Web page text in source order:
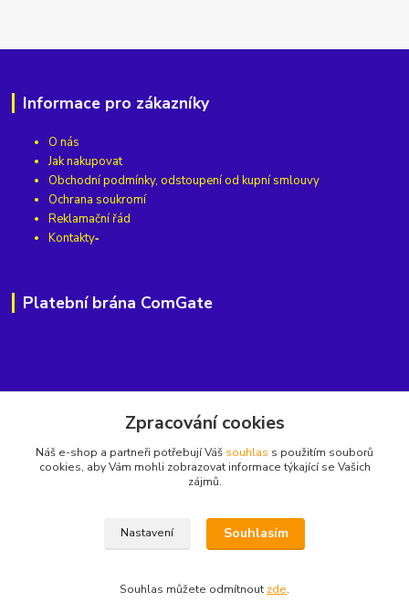
Informace pro zákazníky
O nás
Jak nakupovat
Obchodní podmínky, odstoupení od kupní smlouvy
Ochrana soukromí
Reklamační řád
Kontakty
Platební brána ComGate
Horská 813, Střední Předměstí,
541 01 Trutnov
Zpracování cookies
Náš e-shop a partneři potřebují Váš souhlas s použitím souborů
cookies, aby Vám mohli zobrazovat informace týkající se Vašich
zájmů.
Nastavení Souhlasím
Souhlas můžete odmítnout zde.